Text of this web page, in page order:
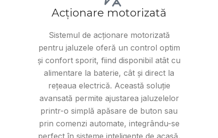
Acționare motorizată
Sistemul de acționare motorizată
pentru jaluzele oferă un control optim
și confort sporit, fiind disponibil atât cu
alimentare la baterie, cât și direct la
rețeaua electrică. Această soluție
avansată permite ajustarea jaluzelelor
printr-o simplă apăsare de buton sau
prin comenzi automate, integrându-se
perfect în sisteme inteligente de acasă.